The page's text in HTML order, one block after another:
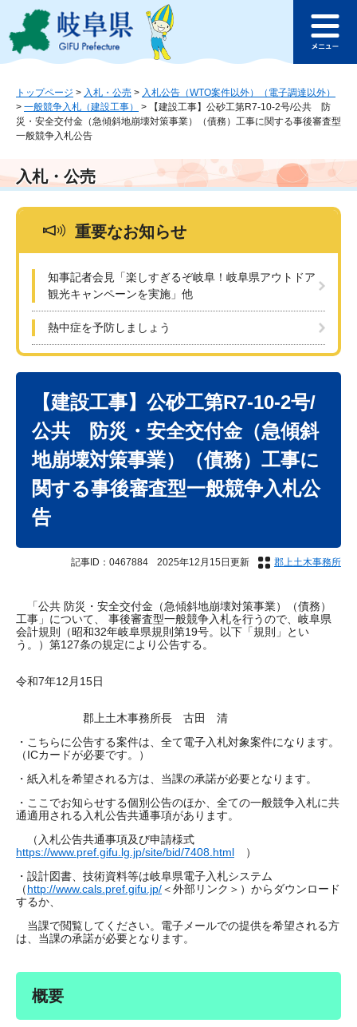
ジ
ュ
文
へ
このページの本文へ
ュ
トップページ > 入札・公売 > 入札公告（WTO案件以外）（電子調達以外）
> 一般競争入札（建設工事） >
【建設工事】公砂工第R7-10-2号/公共 防
災・安全交付金（急傾斜地崩壊対策事業）（債務）工事に関する事後審査型
一般競争入札公告
入札・公売
重要なお知らせ
知事記者会見「楽しすぎるぞ岐阜！岐阜県アウトドア
観光キャンペーンを実施」他
熱中症を予防しましょう
【建設工事】公砂工第R7-10-2号/
公共 防災・安全交付金（急傾斜
地崩壊対策事業）（債務）工事に
関する事後審査型一般競争入札公
告
記事ID：0467884 2025年12月15日更新 郡上土木事務所
「公共 防災・安全交付金（急傾斜地崩壊対策事業）（債務）
工事」について、 事後審査型一般競争入札を行うので、岐阜県
会計規則（昭和32年岐阜県規則第19号。以下「規則」とい
う。）第127条の規定により公告する。
令和7年12月15日
郡上土木事務所長 古田 清
・こちらに公告する案件は、全て電子入札対象案件になります。
（ICカードが必要です。）
・紙入札を希望される方は、当課の承諾が必要となります。
・ここでお知らせする個別公告のほか、全ての一般競争入札に共
通適用される入札公告共通事項があります。
（入札公告共通事項及び申請様式
https://www.pref.gifu.lg.jp/site/bid/7408.html ）
・設計図書、技術資料等は岐阜県電子入札システム
（http://www.cals.pref.gifu.jp/＜外部リンク＞ ）からダウンロード
するか、
当課で閲覧してください。電子メールでの提供を希望される方
は、当課の承諾が必要となります。
概要